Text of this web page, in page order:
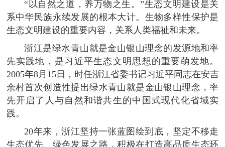
“以自然之道，养万物之生。”生态文明建设是关
系中华民族永续发展的根本大计。生物多样性保护是
生态文明建设的重要内容，关系人类福祉和未来。
浙江是绿水青山就是金山银山理念的发源地和率
先实践地，是习近平生态文明思想的重要萌发地。
2005年8月15日，时任浙江省委书记习近平同志在安吉
余村首次创造性提出绿水青山就是金山银山理念，率
先开启了人与自然和谐共生的中国式现代化省域实
践。
20年来，浙江坚持一张蓝图绘到底，坚定不移走
生态优先、绿色发展之路，积极在打造高品质生态环